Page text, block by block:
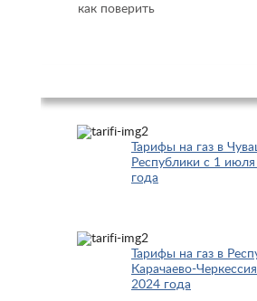
как поверить
Тарифы на газ в
Республики с 1
года
Тарифы на газ в
Карачаево-
2024 года